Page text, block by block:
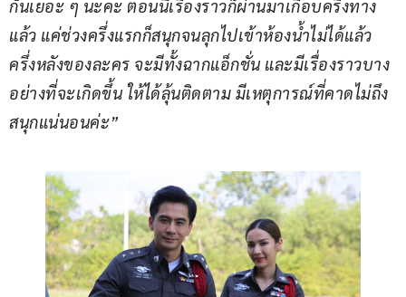
กันเยอะ ๆ นะคะ ตอนนี้เรื่องราวก็ผ่านมาเกือบครึ่งทาง
แล้ว แค่ช่วงครึ่งแรกก็สนุกจนลุกไปเข้าห้องน้ำไม่ได้แล้ว
ครึ่งหลังของละคร จะมีทั้งฉากแอ็กชั่น และมีเรื่องราวบาง
อย่างที่จะเกิดขึ้น ให้ได้ลุ้นติดตาม มีเหตุการณ์ที่คาดไม่ถึง
สนุกแน่นอนค่ะ”